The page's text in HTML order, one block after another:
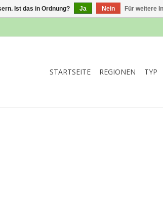
STARTSEITE REGIONEN TYP
Ist das in Ordnung? Ja Nein Für weitere